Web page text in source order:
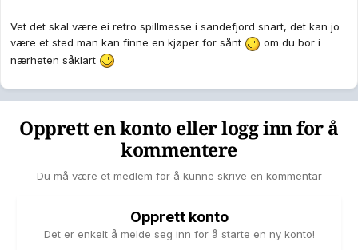
Vet det skal være ei retro spillmesse i sandefjord snart, det kan jo
være et sted man kan finne en kjøper for sånt
om du bor i
nærheten såklart
Opprett en konto eller logg inn for å
kommentere
Du må være et medlem for å kunne skrive en kommentar
Opprett konto
Det er enkelt å melde seg inn for å starte en ny konto!